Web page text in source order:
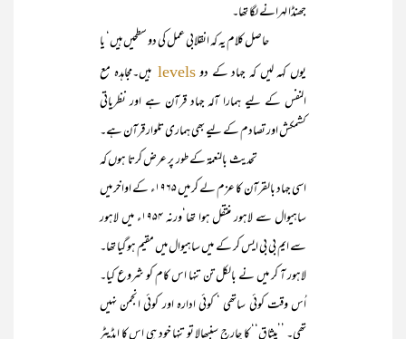
جھنڈا لہرانے لگا تھا۔
حاصل کلام یہ کہ انقلابی عمل کی دو سطحیں ہیں‘ یا
یوں کہہ لیں کہ جہاد کے دو levels ہیں۔مجاہدہ مع
النفس کے لیے ہمارا آلہ جہاد قرآن ہے اور نظریاتی
کشمکش اور تصادم کے لیے بھی ہماری تلوار قرآن ہے۔
تحدیث بالنعمۃ کے طور پر عرض کرتا ہوں کہ
اسی جہاد بالقرآن کا عزم لے کر میں ۱۹۶۵ء کے اواخر میں
ساہیوال سے لاہور منتقل ہوا تھا‘ورنہ ۱۹۵۴ء میں لاہور
سے ایم بی بی ایس کر کے میں ساہیوال میں مقیم ہو گیا تھا۔
لاہور آ کر میں نے بالکل تن تنہا اس کام کو شروع کیا۔
اُس وقت کوئی ساتھی ‘ کوئی ادارہ اور کوئی انجمن نہیں